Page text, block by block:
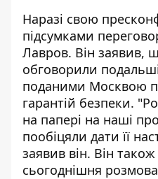
Наразі свою
підсумками
Лавров. Він заявив,
обговорили
поданими Москвою
гарантій безпеки.
на папері на наші
пообіцяли дати її
заявив він. Він
сьогоднішня